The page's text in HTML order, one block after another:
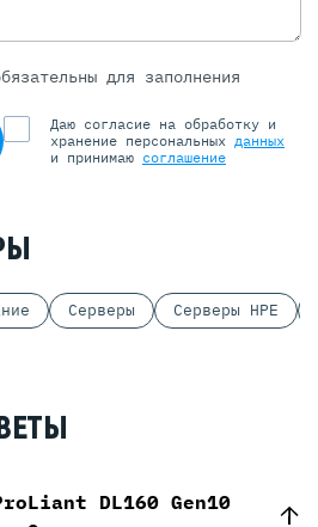
для заполнения
Даю согласие на обработку и
хранение персональных данных
и принимаю соглашение
Серверы Серверы HPE
DL160 Gen10